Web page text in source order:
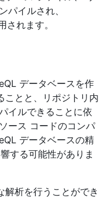
パイルされ、
れます。
データベースを作
ことと、リポジトリ内
イルできることに依
ース コードのコンパ
データベースの精
する可能性がありま
解析を行うことができ